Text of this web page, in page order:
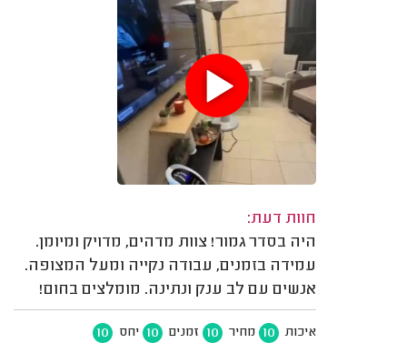
חוות דעת:
היה בסדר גמור! צוות מדהים, מדויק ומיומן.
עמידה בזמנים, עבודה נקייה ומעל המצופה.
אנשים עם לב ענק ונתינה. מומלצים בחום!
איכות 10 מחיר 10 זמנים 10 יחס 10